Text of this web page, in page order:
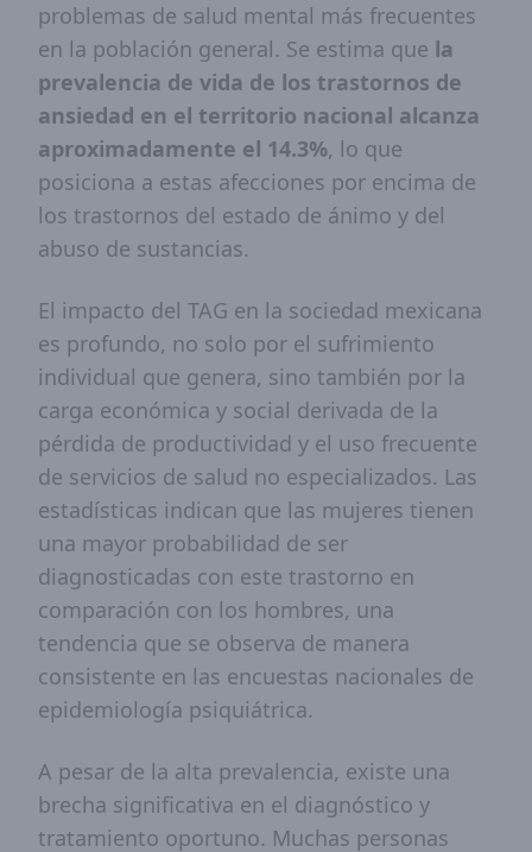
problemas de salud mental más frecuentes
en la población general. Se estima que la
prevalencia de vida de los trastornos de
ansiedad en el territorio nacional alcanza
aproximadamente el 14.3%, lo que
posiciona a estas afecciones por encima de
los trastornos del estado de ánimo y del
abuso de sustancias.
El impacto del TAG en la sociedad mexicana
es profundo, no solo por el sufrimiento
individual que genera, sino también por la
carga económica y social derivada de la
pérdida de productividad y el uso frecuente
de servicios de salud no especializados. Las
estadísticas indican que las mujeres tienen
una mayor probabilidad de ser
diagnosticadas con este trastorno en
comparación con los hombres, una
tendencia que se observa de manera
consistente en las encuestas nacionales de
epidemiología psiquiátrica.
A pesar de la alta prevalencia, existe una
brecha significativa en el diagnóstico y
tratamiento oportuno. Muchas personas